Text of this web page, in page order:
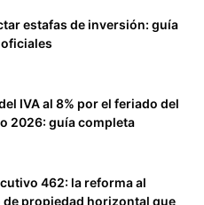
estafas de inversión: guía
IVA al 8% por el feriado del
2026: guía completa
462: la reforma al
de propiedad horizontal que